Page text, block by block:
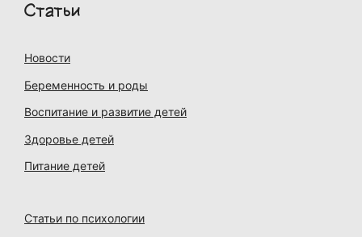
Статьи
Новости
Беременность и роды
Воспитание и развитие детей
Здоровье детей
Питание детей
Статьи по психологии